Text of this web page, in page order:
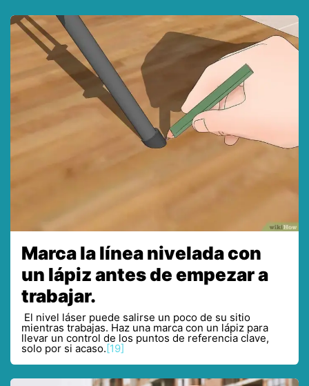
Marca la línea nivelada con
un lápiz antes de empezar a
trabajar.
El nivel láser puede salirse un poco de su sitio
mientras trabajas. Haz una marca con un lápiz para
llevar un control de los puntos de referencia clave,
solo por si acaso.[19]